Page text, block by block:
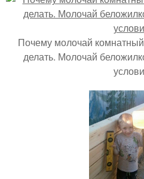
Почему молочай
делать. Молочай